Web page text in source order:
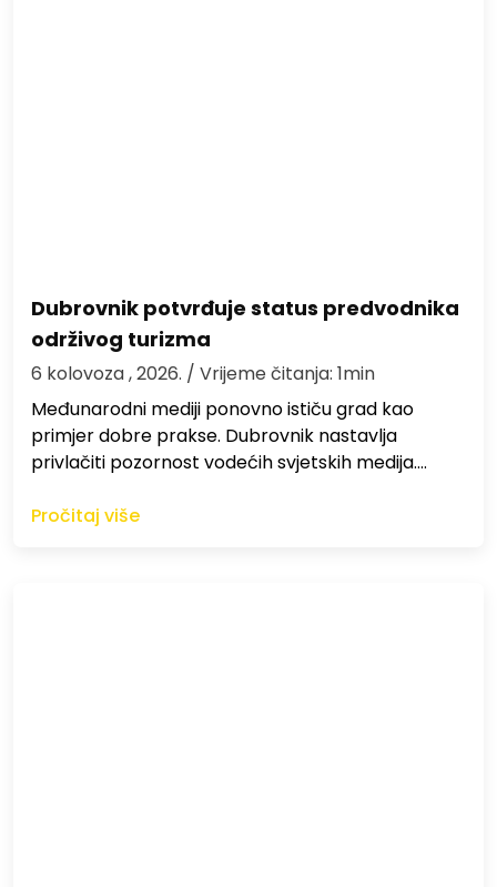
Dubrovnik potvrđuje status predvodnika
održivog turizma
6 kolovoza , 2026. / Vrijeme čitanja: 1min
Međunarodni mediji ponovno ističu grad kao
primjer dobre prakse. Dubrovnik nastavlja
privlačiti pozornost vodećih svjetskih medija.…
Pročitaj više